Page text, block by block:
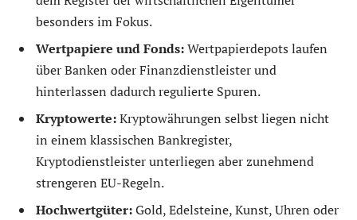
besonders im Fokus.
Wertpapiere und Fonds:Wertpapierdepots laufen
über Banken oder Finanzdienstleister und
hinterlassen dadurch regulierte Spuren.
Kryptowerte:Kryptowährungen selbst liegen nicht
in einem klassischen Bankregister,
Kryptodienstleister unterliegen aber zunehmend
strengeren EU-Regeln.
Hochwertgüter:Gold, Edelsteine, Kunst, Uhren oder